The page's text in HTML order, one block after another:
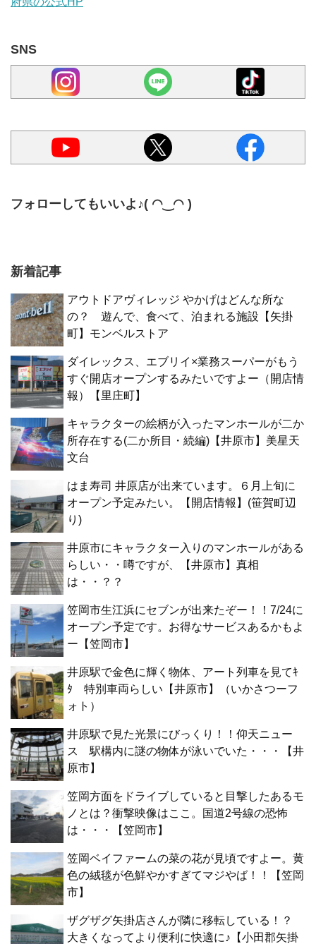
SNS
フォローしてもいいよ♪( ◠‿◠ )
新着記事
アウトドアヴィレッジ やかげはどんな所な
の？ 遊んで、食べて、泊まれる施設【矢掛
町】モンベルストア
ダイレックス、エブリイ×業務スーパーがもう
すぐ開店オープンするみたいですよー（開店情
報）【里庄町】
キャラクターの絵柄が入ったマンホールが二か
所存在する(二か所目・続編)【井原市】美星天
文台
はま寿司 井原店が出来ています。６月上旬に
オープン予定みたい。【開店情報】(笹賀町辺
り)
井原市にキャラクター入りのマンホールがある
らしい・・噂ですが、【井原市】真相
は・・？？
笠岡市生江浜にセブンが出来たぞー！！7/24に
オープン予定です。お得なサービスあるかもよ
ー【笠岡市】
井原駅で金色に輝く物体、アート列車を見てｷ
ﾀ 特別車両らしい【井原市】（いかさつーフ
ォト）
井原駅で見た光景にびっくり！！仰天ニュー
ス 駅構内に謎の物体が泳いでいた・・・【井
原市】
笠岡方面をドライブしていると目撃したあるモ
ノとは？衝撃映像はここ。国道2号線の恐怖
は・・・【笠岡市】
笠岡ベイファームの菜の花が見頃ですよー。黄
色の絨毯が色鮮やかすぎてマジやば！！【笠岡
市】
ザグザグ矢掛店さんが隣に移転している！？
大きくなってより便利に快適に♪【小田郡矢掛